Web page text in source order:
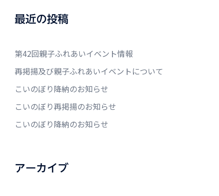
最近の投稿
第42回親子ふれあいイベント情報
再掲揚及び親子ふれあいイベントについて
こいのぼり降納のお知らせ
こいのぼり再掲揚のお知らせ
こいのぼり降納のお知らせ
アーカイブ